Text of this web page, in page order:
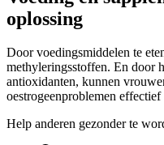
oplossing
Door voedingsmiddelen te
methyleringsstoffen. En door
antioxidanten, kunnen
oestrogeenproblemen effectief
Help anderen gezonder te